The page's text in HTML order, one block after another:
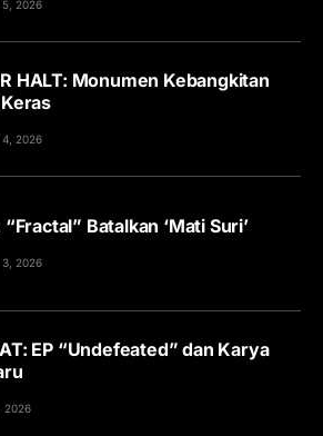
5, 2026
HALT: Monumen Kebangkitan
4, 2026
“Fractal” Batalkan ‘Mati Suri’
3, 2026
EP “Undefeated” dan Karya
2026